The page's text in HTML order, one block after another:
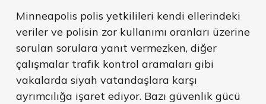
Minneapolis polis yetkilileri kendi ellerindeki
veriler ve polisin zor kullanımı oranları üzerine
sorulan sorulara yanıt vermezken, diğer
çalışmalar trafik kontrol aramaları gibi
vakalarda siyah vatandaşlara karşı
ayrımcılığa işaret ediyor. Bazı güvenlik gücü